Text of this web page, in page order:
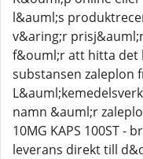
l&auml;s
v&aring;r
f&ouml;r att hitta det
substansen zaleplon
namn &auml;r
10MG KAPS 100ST -
leverans direkt till